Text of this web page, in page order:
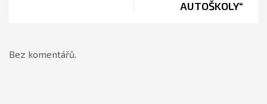
AUTOŠKOLY“
Bez komentářů.